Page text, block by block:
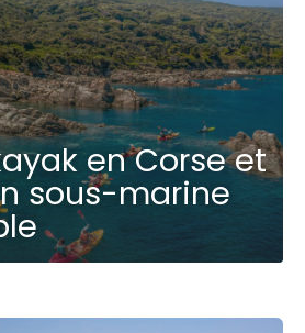
en Corse et
sous-marine